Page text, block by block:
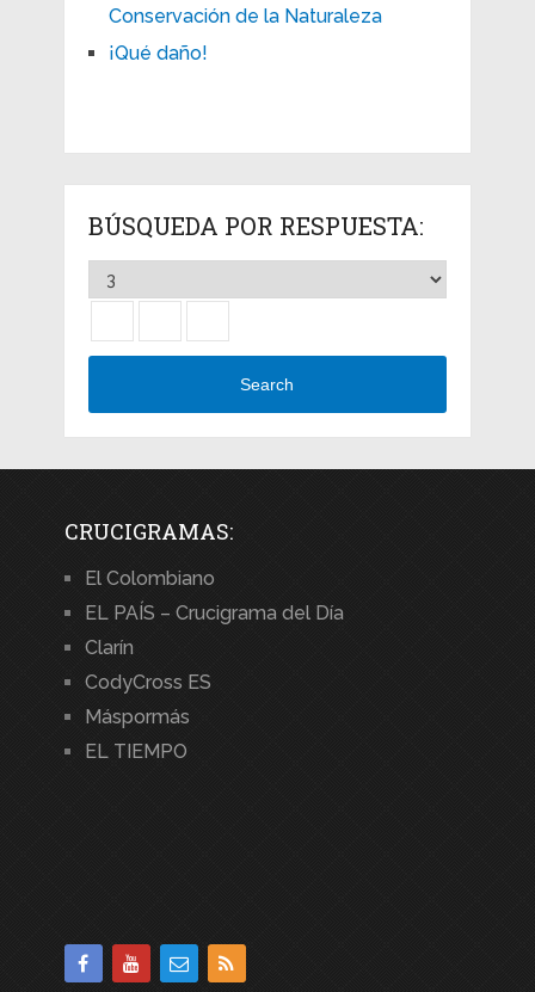
Conservación de la Naturaleza
¡Qué daño!
BÚSQUEDA POR RESPUESTA:
Search
CRUCIGRAMAS:
El Colombiano
EL PAÍS – Crucigrama del Día
Clarín
CodyCross ES
Máspormás
EL TIEMPO